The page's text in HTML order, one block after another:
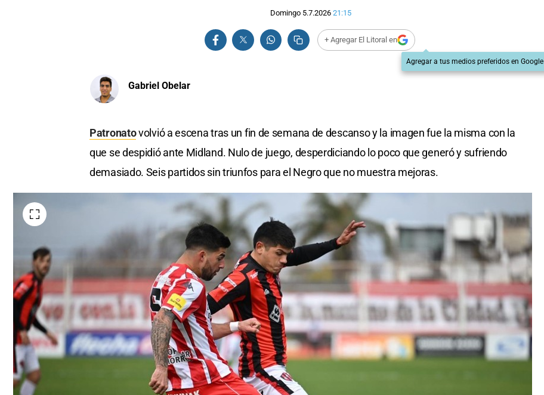
Domingo 5.7.2026 21:15
+ Agregar El Litoral en
Agregar a tus medios preferidos en Google
Gabriel Obelar
Patronatovolvió a escena tras un fin de semana de descanso y la imagen fue la misma con la
que se despidió ante Midland. Nulo de juego, desperdiciando lo poco que generó y sufriendo
demasiado. Seis partidos sin triunfos para el Negro que no muestra mejoras.